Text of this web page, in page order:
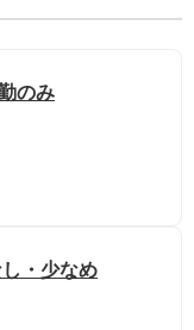
のみ
・少なめ